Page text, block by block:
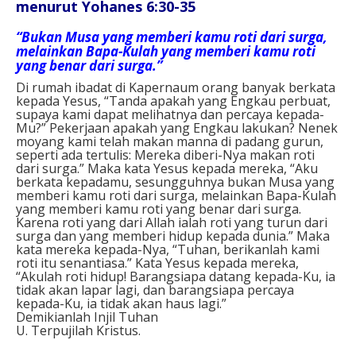
menurut Yohanes 6:30-35
“Bukan Musa yang memberi kamu roti dari surga,
melainkan Bapa-Kulah yang memberi kamu roti
yang benar dari surga.”
Di rumah ibadat di Kapernaum orang banyak berkata
kepada Yesus, “Tanda apakah yang Engkau perbuat,
supaya kami dapat melihatnya dan percaya kepada-
Mu?” Pekerjaan apakah yang Engkau lakukan? Nenek
moyang kami telah makan manna di padang gurun,
seperti ada tertulis: Mereka diberi-Nya makan roti
dari surga.” Maka kata Yesus kepada mereka, “Aku
berkata kepadamu, sesungguhnya bukan Musa yang
memberi kamu roti dari surga, melainkan Bapa-Kulah
yang memberi kamu roti yang benar dari surga.
Karena roti yang dari Allah ialah roti yang turun dari
surga dan yang memberi hidup kepada dunia.” Maka
kata mereka kepada-Nya, “Tuhan, berikanlah kami
roti itu senantiasa.” Kata Yesus kepada mereka,
“Akulah roti hidup! Barangsiapa datang kepada-Ku, ia
tidak akan lapar lagi, dan barangsiapa percaya
kepada-Ku, ia tidak akan haus lagi.”
Demikianlah Injil Tuhan
U. Terpujilah Kristus.